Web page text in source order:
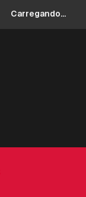
Carregando...